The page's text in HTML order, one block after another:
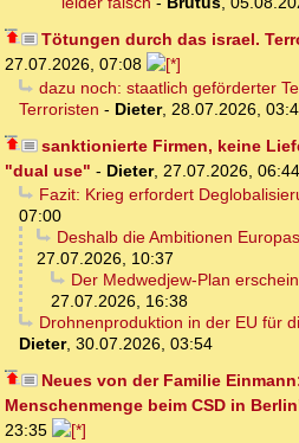
Tötungen durch das israel.
27.07.2026, 07:08
dazu noch: staatlich geförderter
Terroristen - Dieter, 28.07.2026,
sanktionierte Firmen, keine
"dual use" - Dieter, 27.07.2026, 06:44
Fazit: Krieg erfordert
07:00
Deshalb die Ambitionen
27.07.2026, 10:37
Der Medwedjew-Plan
27.07.2026, 16:38
Drohnenproduktion in der EU für
Dieter, 30.07.2026, 03:54
Neues von der Familie
Menschenmenge beim CSD in
23:35